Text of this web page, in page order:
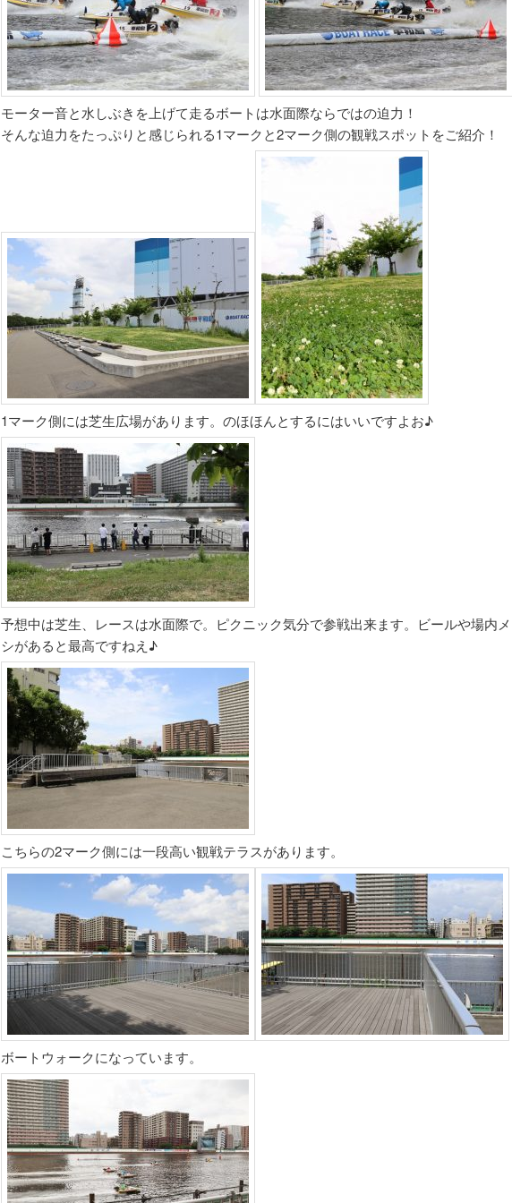
モーター音と水しぶきを上げて走るボートは水面際ならではの迫力！
そんな迫力をたっぷりと感じられる1マークと2マーク側の観戦スポットをご紹介！
1マーク側には芝生広場があります。のほほんとするにはいいですよお♪
予想中は芝生、レースは水面際で。ピクニック気分で参戦出来ます。ビールや場内メ
シがあると最高ですねえ♪
こちらの2マーク側には一段高い観戦テラスがあります。
ボートウォークになっています。